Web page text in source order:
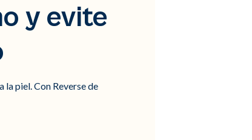
y evite
la piel. Con Reverse de